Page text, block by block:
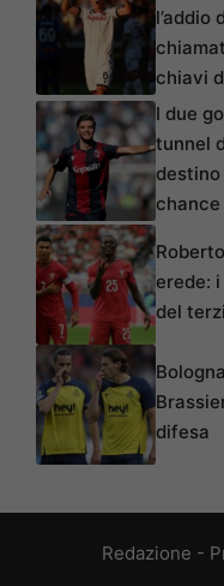
l’addio
chiavi
I due
tunnel
chance
erede:
del
difesa
Redazione -